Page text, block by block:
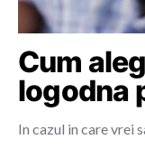
Cum
logodna
In cazul in care vrei